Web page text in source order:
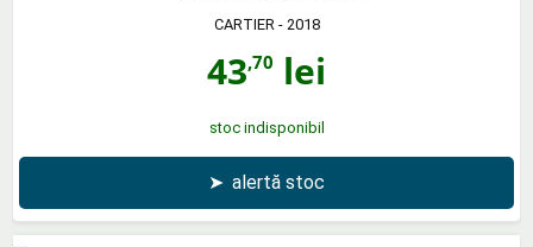
CARTIER - 2018
43,70 lei
stoc indisponibil
➤ alertă stoc